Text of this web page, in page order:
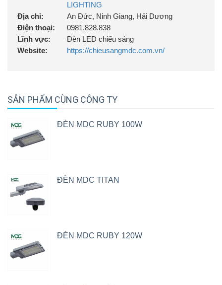
LIGHTING
Địa chỉ:
An Đức, Ninh Giang, Hải Dương
Điện thoại:
0981.828.838
Lĩnh vực:
Đèn LED chiếu sáng
Website:
https://chieusangmdc.com.vn/
SẢN PHẨM CÙNG CÔNG TY
ĐÈN MDC RUBY 100W
ĐÈN MDC TITAN
ĐÈN MDC RUBY 120W